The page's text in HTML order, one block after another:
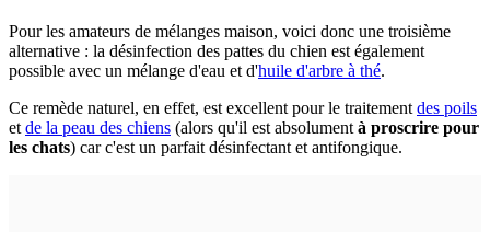
Pour les amateurs de mélanges maison, voici donc une troisième
alternative : la désinfection des pattes du chien est également
possible avec un mélange d'eau et d'huile d'arbre à thé.
Ce remède naturel, en effet, est excellent pour le traitement des poils
et de la peau des chiens (alors qu'il est absolument à proscrire pour
les chats) car c'est un parfait désinfectant et antifongique.